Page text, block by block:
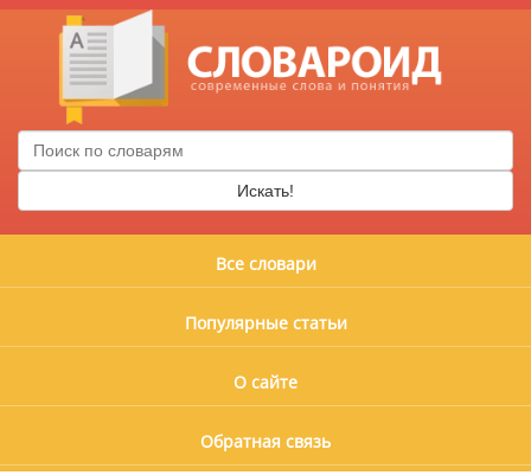
Искать!
Все словари
Популярные статьи
О сайте
Обратная связь